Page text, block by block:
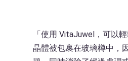
「使用 VitaJuwel，可以
晶體被包裹在玻璃樽中，